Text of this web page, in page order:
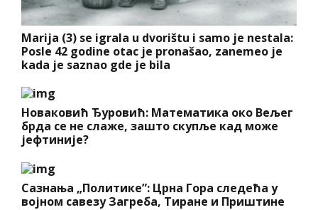
Marija (3) se igrala u dvorištu i samo je nestala:
Posle 42 godine otac je pronašao, zanemeo je
kada je saznao gde je bila
Новаковић Ђуровић: Математика око Вељег
брда се не слаже, зашто скупље кад може
јефтиније?
Сазнања „Политике”: Црна Гора следећа у
војном савезу Загреба, Тиране и Приштине